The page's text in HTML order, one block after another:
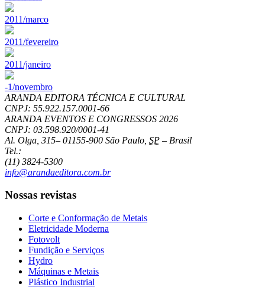
2011/marco
2011/fevereiro
2011/janeiro
-1/novembro
ARANDA EDITORA TÉCNICA E CULTURAL
CNPJ: 55.922.157.0001-66
ARANDA EVENTOS E CONGRESSOS 2026
CNPJ: 03.598.920/0001-41
Al. Olga, 315– 01155-900 São Paulo SP – Brasil
Tel.:
(11) 3824-5300
info@arandaeditora.com.br
Nossas revistas
Corte e Conformação de Metais
Eletricidade Moderna
Fotovolt
Fundição e Serviços
Hydro
Máquinas e Metais
Plástico Industrial